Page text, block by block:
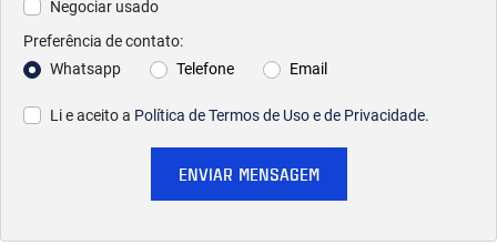
Negociar usado
Preferência de contato:
Whatsapp
Telefone Email
Li e aceito a Política de Termos de Uso e de Privacidade.
ENVIAR MENSAGEM